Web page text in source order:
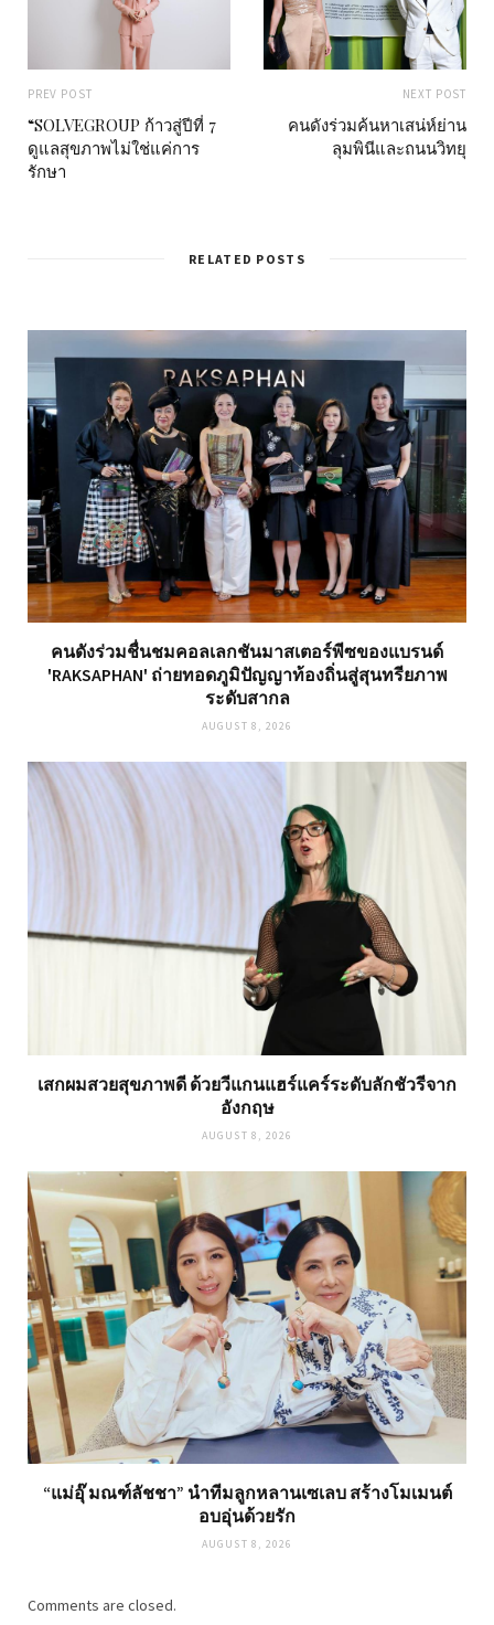
PREV POST
“SOLVEGROUP ก้าวสู่ปีที่ 7
ดูแลสุขภาพไม่ใช่แค่การ
รักษา
NEXT POST
คนดังร่วมค้นหาเสน่ห์ย่าน
ลุมพินีและถนนวิทยุ
RELATED POSTS
คนดังร่วมชื่นชมคอลเลกชันมาสเตอร์พีซของแบรนด์
'RAKSAPHAN' ถ่ายทอดภูมิปัญญาท้องถิ่นสู่สุนทรียภาพ
ระดับสากล
AUGUST 8, 2026
เสกผมสวยสุขภาพดี ด้วยวีแกนแฮร์แคร์ระดับลักชัวรีจาก
อังกฤษ
AUGUST 8, 2026
“แม่อุ๊ มณฑ์ลัชชา” นำทีมลูกหลานเซเลบ สร้างโมเมนต์
อบอุ่นด้วยรัก
AUGUST 8, 2026
Comments are closed.